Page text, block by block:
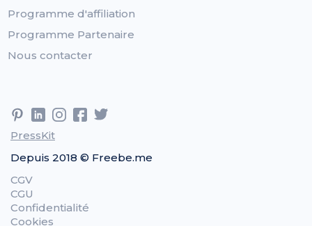
Programme d'affiliation
Programme Partenaire
Nous contacter
PressKit
Depuis 2018 © Freebe.me
CGV
CGU
Confidentialité
Cookies